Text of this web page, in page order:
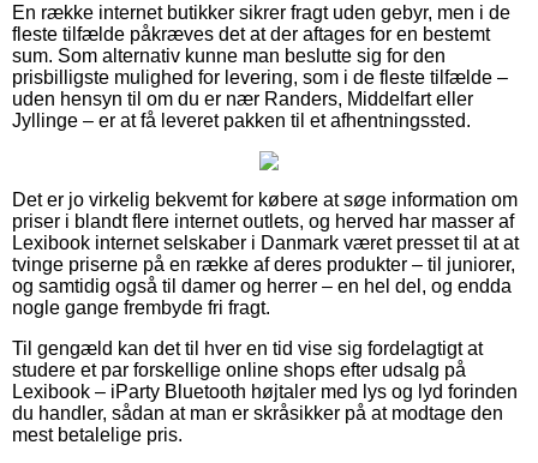
En række internet butikker sikrer fragt uden gebyr, men i de
fleste tilfælde påkræves det at der aftages for en bestemt
sum. Som alternativ kunne man beslutte sig for den
prisbilligste mulighed for levering, som i de fleste tilfælde –
uden hensyn til om du er nær Randers, Middelfart eller
Jyllinge – er at få leveret pakken til et afhentningssted.
Det er jo virkelig bekvemt for købere at søge information om
priser i blandt flere internet outlets, og herved har masser af
Lexibook internet selskaber i Danmark været presset til at at
tvinge priserne på en række af deres produkter – til juniorer,
og samtidig også til damer og herrer – en hel del, og endda
nogle gange frembyde fri fragt.
Til gengæld kan det til hver en tid vise sig fordelagtigt at
studere et par forskellige online shops efter udsalg på
Lexibook – iParty Bluetooth højtaler med lys og lyd forinden
du handler, sådan at man er skråsikker på at modtage den
mest betalelige pris.